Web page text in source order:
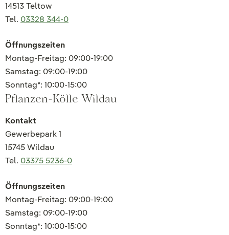
14513 Teltow
Tel. 03328 344-0
Öffnungszeiten
Montag-Freitag: 09:00-19:00
Samstag: 09:00-19:00
Sonntag*: 10:00-15:00
Pflanzen-Kölle Wildau
Kontakt
Gewerbepark 1
15745 Wildau
Tel. 03375 5236-0
Öffnungszeiten
Montag-Freitag: 09:00-19:00
Samstag: 09:00-19:00
Sonntag*: 10:00-15:00